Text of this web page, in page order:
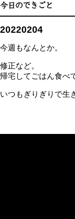
20220204
今週もなんとか。
修正など。
帰宅してごはん食べ
いつもぎりぎりで生